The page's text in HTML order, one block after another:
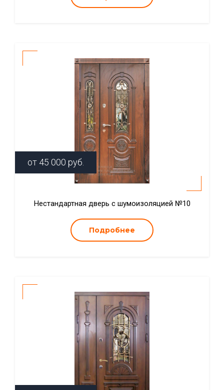
от 45 000 руб.
Нестандартная дверь с шумоизоляцией №10
Подробнее